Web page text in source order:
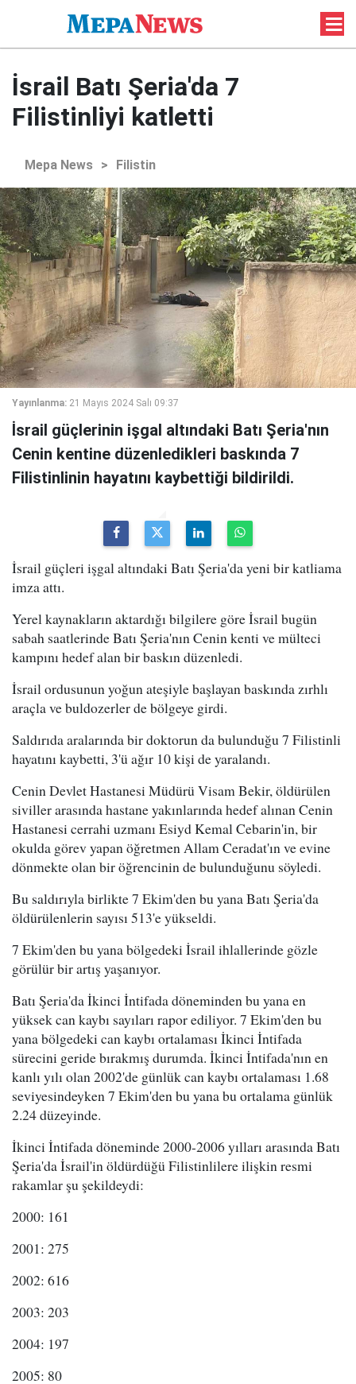
İsrail Batı Şeria'da 7
Filistinliyi katletti
Mepa News > Filistin
Yayınlanma: 21 Mayıs 2024 Salı 09:37
İsrail güçlerinin işgal altındaki Batı Şeria'nın
Cenin kentine düzenledikleri baskında 7
Filistinlinin hayatını kaybettiği bildirildi.
İsrail güçleri işgal altındaki Batı Şeria'da yeni bir katliama
imza attı.
Yerel kaynakların aktardığı bilgilere göre İsrail bugün
sabah saatlerinde Batı Şeria'nın Cenin kenti ve mülteci
kampını hedef alan bir baskın düzenledi.
İsrail ordusunun yoğun ateşiyle başlayan baskında zırhlı
araçla ve buldozerler de bölgeye girdi.
Saldırıda aralarında bir doktorun da bulunduğu 7 Filistinli
hayatını kaybetti, 3'ü ağır 10 kişi de yaralandı.
Cenin Devlet Hastanesi Müdürü Visam Bekir, öldürülen
siviller arasında hastane yakınlarında hedef alınan Cenin
Hastanesi cerrahi uzmanı Esiyd Kemal Cebarin'in, bir
okulda görev yapan öğretmen Allam Ceradat'ın ve evine
dönmekte olan bir öğrencinin de bulunduğunu söyledi.
Bu saldırıyla birlikte 7 Ekim'den bu yana Batı Şeria'da
öldürülenlerin sayısı 513'e yükseldi.
7 Ekim'den bu yana bölgedeki İsrail ihlallerinde gözle
görülür bir artış yaşanıyor.
Batı Şeria'da İkinci İntifada döneminden bu yana en
yüksek can kaybı sayıları rapor ediliyor. 7 Ekim'den bu
yana bölgedeki can kaybı ortalaması İkinci İntifada
sürecini geride bırakmış durumda. İkinci İntifada'nın en
kanlı yılı olan 2002'de günlük can kaybı ortalaması 1.68
seviyesindeyken 7 Ekim'den bu yana bu ortalama günlük
2.24 düzeyinde.
İkinci İntifada döneminde 2000-2006 yılları arasında Batı
Şeria'da İsrail'in öldürdüğü Filistinlilere ilişkin resmi
rakamlar şu şekildeydi:
2000: 161
2001: 275
2002: 616
2003: 203
2004: 197
2005: 80